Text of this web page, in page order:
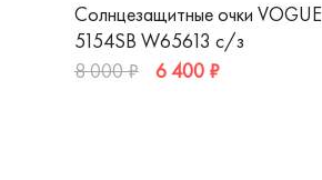
Солнцезащитные очки VOGUE
5154SB W65613 c/з
8 000 ₽
6 400 ₽